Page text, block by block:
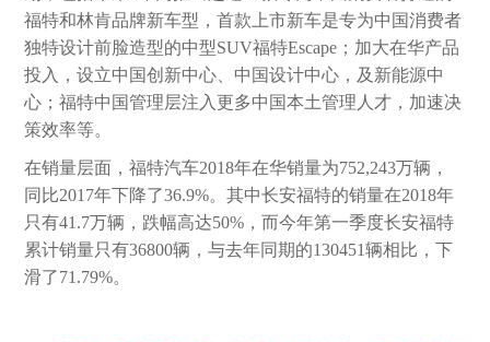
福特和林肯品牌新车型，首款上市新车是专为中国消费者
独特设计前脸造型的中型SUV福特Escape；加大在华产品
投入，设立中国创新中心、中国设计中心，及新能源中
心；福特中国管理层注入更多中国本土管理人才，加速决
策效率等。
在销量层面，福特汽车2018年在华销量为752,243万辆，
同比2017年下降了36.9%。其中长安福特的销量在2018年
只有41.7万辆，跌幅高达50%，而今年第一季度长安福特
累计销量只有36800辆，与去年同期的130451辆相比，下
滑了71.79%。